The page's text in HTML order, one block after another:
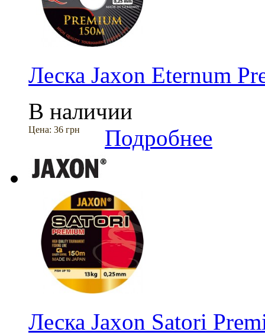
Леска Jaxon Eternum
В наличии
Цена: 36 грн Подробнее
Леска Jaxon Satori